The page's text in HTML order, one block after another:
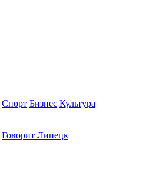
Спорт Бизнес Культура
Говорит Липецк